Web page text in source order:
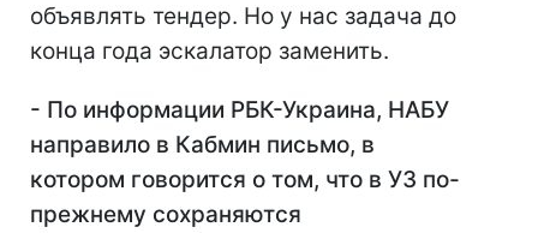
объявлять тендер. Но у нас задача до
конца года эскалатор заменить.
- По информации РБК-Украина, НАБУ
направило в Кабмин письмо, в
котором говорится о том, что в УЗ по-
прежнему сохраняются